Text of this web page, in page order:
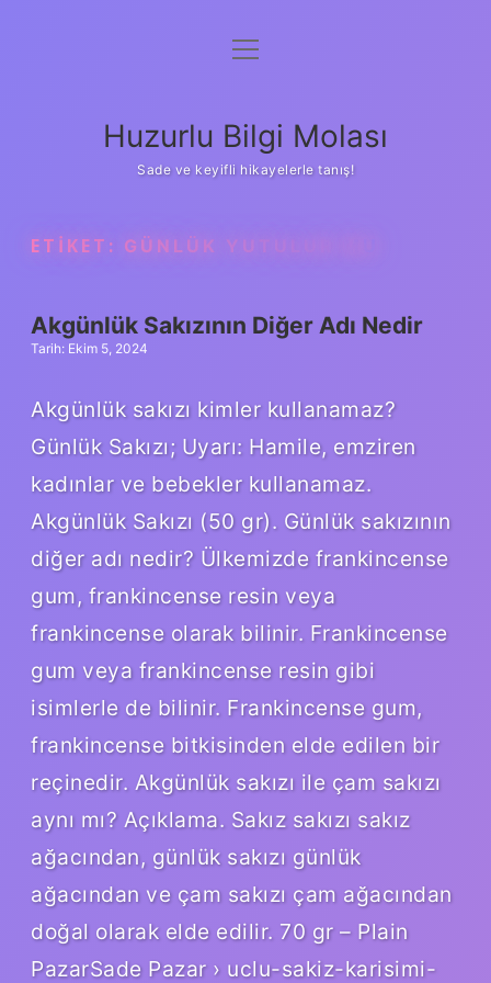
Anasayfa
Yasal Uyarı
menüyü
Huzurlu Bilgi Molası
Sade ve keyifli hikayelerle tanış!
ETIKET: GÜNLÜK YUTULUR MU
Akgünlük Sakızının Diğer Adı Nedir
Tarih: Ekim 5, 2024
Akgünlük sakızı kimler kullanamaz?
Günlük Sakızı; Uyarı: Hamile, emziren
kadınlar ve bebekler kullanamaz.
Akgünlük Sakızı (50 gr). Günlük sakızının
diğer adı nedir? Ülkemizde frankincense
gum, frankincense resin veya
frankincense olarak bilinir. Frankincense
gum veya frankincense resin gibi
isimlerle de bilinir. Frankincense gum,
frankincense bitkisinden elde edilen bir
reçinedir. Akgünlük sakızı ile çam sakızı
aynı mı? Açıklama. Sakız sakızı sakız
ağacından, günlük sakızı günlük
ağacından ve çam sakızı çam ağacından
doğal olarak elde edilir. 70 gr – Plain
PazarSade Pazar › uclu-sakiz-karisimi-